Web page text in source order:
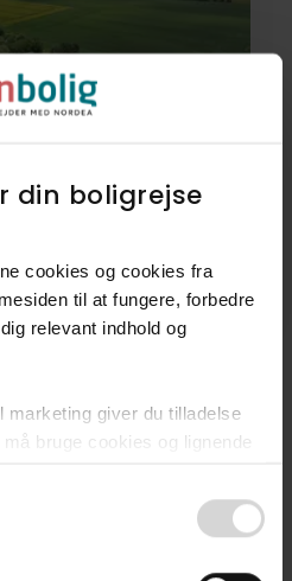
din boligrejse
cookies og cookies fra
til at fungere, forbedre
relevant indhold og
giver du tilladelse
bruge cookies og lignende
disse oplysninger med
til målrettet markedsføring til
12,
rum